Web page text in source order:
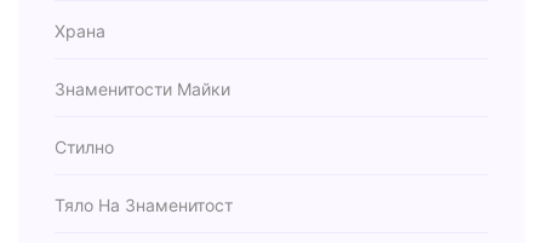
Храна
Знаменитости Майки
Стилно
Тяло На Знаменитост